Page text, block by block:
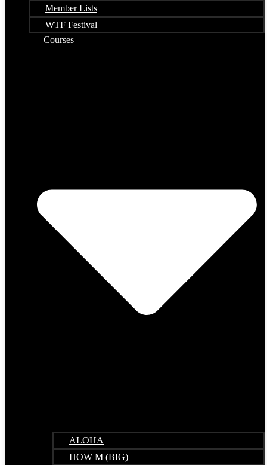
Member Lists
WTF Festival
Courses
ALOHA
HOW M (BIG)